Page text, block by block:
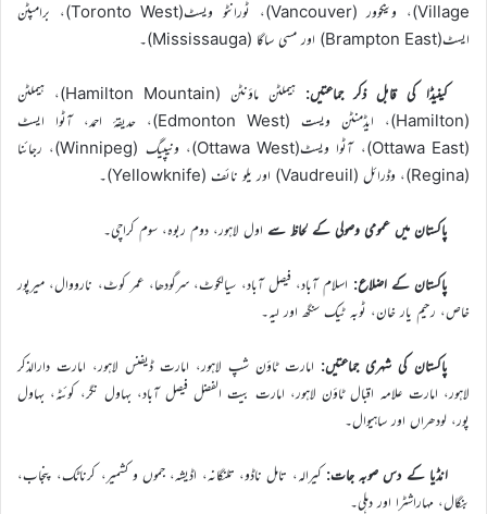
Village)، وینکوور (Vancouver)، ٹورانٹو ویسٹ(Toronto West)، برامپٹن
ایسٹ(Brampton East) اور مسی ساگا (Mississauga)۔
کینیڈا کی قابل ذکر جماعتیں:
ہیملٹن ماؤنٹن (Hamilton Mountain)، ہیملٹن
(Hamilton)، ایڈمنٹن ویست (Edmonton West)، حدیقۂ احمد، آٹوا ایسٹ
(Ottawa East)، آٹوا ویسٹ(Ottawa West)، ونیپیگ (Winnipeg)، رجائنا
(Regina)، وڈرائل (Vaudreuil) اور یلو نائف (Yellowknife)۔
پاکستان میں عمومی وصولی کے لحاظ سے اول لاہور، دوم ربوہ، سوم کراچی۔
پاکستان کے اضلاع: اسلام آباد، فیصل آباد، سیالکوٹ، سرگودھا، عمر کوٹ، نارووال، میرپور
خاص، رحیم یار خان، ٹوبہ ٹیک سنگھ اور لیہ۔
پاکستان کی شہری جماعتیں: امارت ٹاؤن شپ لاہور، امارت ڈیفنس لاہور، امارت دارالذکر
لاہور، امارت علامہ اقبال ٹاؤن لاہور، امارت بیت الفضل فیصل آباد، بہاول نگر، کوئٹہ، بہاول
پور، لودھراں اور ساہیوال۔
انڈیا کے دس صوبہ جات: کیرالہ، تامل ناڈو، تلنگانہ، اڈیشہ، جموں و کشمیر، کرناٹک، پنجاب،
بنگال، مہاراشٹرا اور دہلی۔